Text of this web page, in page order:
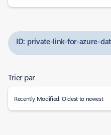
ID: private-link-for-azure-
Trier par
Recently Modified: Oldest to newest